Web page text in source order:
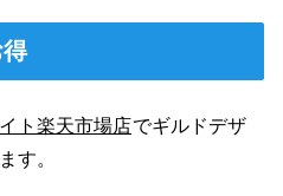
ト楽天市場店でギルドデザ
す。